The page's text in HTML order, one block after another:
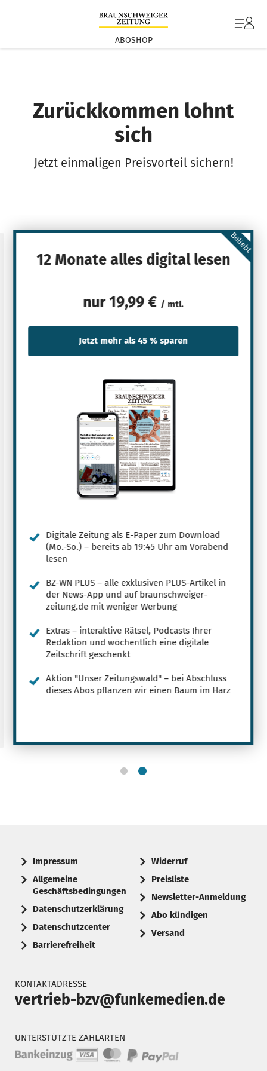
ABOSHOP
Zurückkommen lohnt
sich
Jetzt einmaligen Preisvorteil sichern!
Beliebt
12 Monate alles digital lesen
nur19,99 € / mtl.
Digitale Zeitung als E-Paper zum Download
(Mo.-So.) – bereits ab 19:45 Uhr am Vorabend
lesen
BZ-WN PLUS – alle exklusiven PLUS-Artikel in
der News-App und auf braunschweiger-
zeitung.de mit weniger Werbung
Extras – interaktive Rätsel, Podcasts Ihrer
Redaktion und wöchentlich eine digitale
Zeitschrift geschenkt
Aktion "Unser Zeitungswald" – bei Abschluss
dieses Abos pflanzen wir einen Baum im Harz
Impressum
Allgemeine
Geschäftsbedingungen
Datenschutzerklärung
Datenschutzcenter
Barrierefreiheit
Widerruf
Preisliste
Newsletter-Anmeldung
Abo kündigen
Versand
KONTAKTADRESSE
vertrieb-bzv@funkemedien.de
UNTERSTÜTZTE ZAHLARTEN